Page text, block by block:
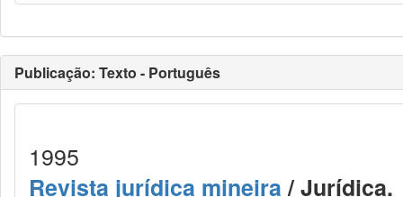
Publicação: Texto - Português
1995
Revista jurídica mineira/ Jurídica.